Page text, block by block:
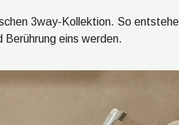
3way-Kollektion. So
Berührung eins werden.